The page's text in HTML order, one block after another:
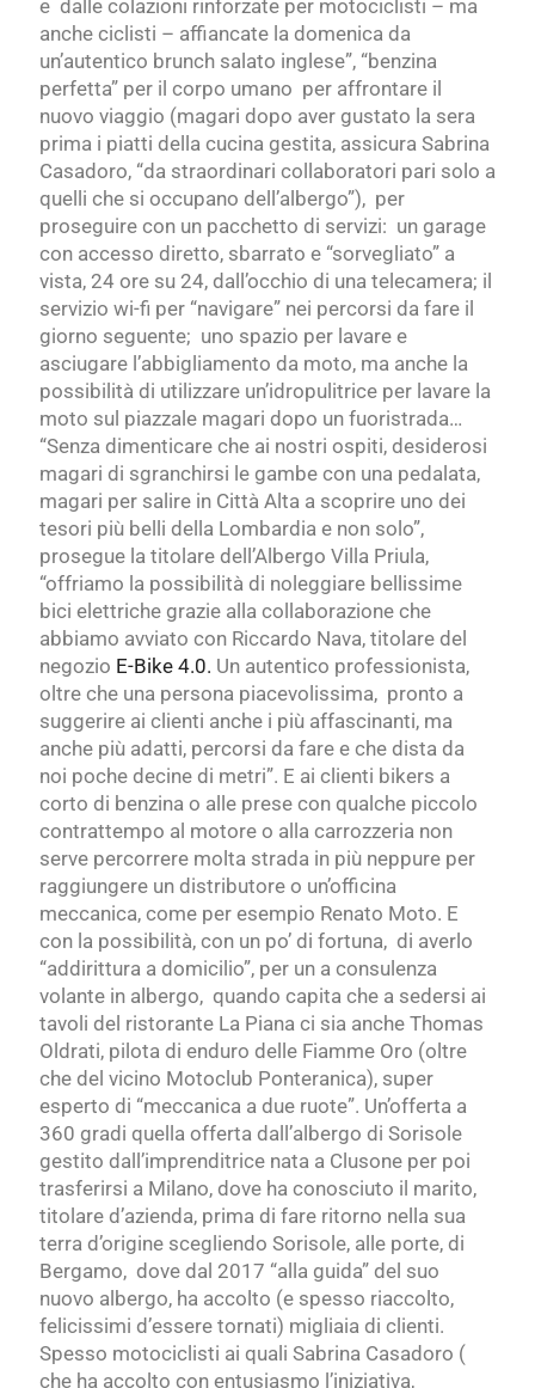
e dalle colazioni rinforzate per motociclisti – ma
anche ciclisti – affiancate la domenica da
un’autentico brunch salato inglese”, “benzina
perfetta” per il corpo umano per affrontare il
nuovo viaggio (magari dopo aver gustato la sera
prima i piatti della cucina gestita, assicura Sabrina
Casadoro, “da straordinari collaboratori pari solo a
quelli che si occupano dell’albergo”), per
proseguire con un pacchetto di servizi: un garage
con accesso diretto, sbarrato e “sorvegliato” a
vista, 24 ore su 24, dall’occhio di una telecamera; il
servizio wi-fi per “navigare” nei percorsi da fare il
giorno seguente; uno spazio per lavare e
asciugare l’abbigliamento da moto, ma anche la
possibilità di utilizzare un’idropulitrice per lavare la
moto sul piazzale magari dopo un fuoristrada…
“Senza dimenticare che ai nostri ospiti, desiderosi
magari di sgranchirsi le gambe con una pedalata,
magari per salire in Città Alta a scoprire uno dei
tesori più belli della Lombardia e non solo”,
prosegue la titolare dell’Albergo Villa Priula,
“offriamo la possibilità di noleggiare bellissime
bici elettriche grazie alla collaborazione che
abbiamo avviato con Riccardo Nava, titolare del
negozio E-Bike 4.0. Un autentico professionista,
oltre che una persona piacevolissima, pronto a
suggerire ai clienti anche i più affascinanti, ma
anche più adatti, percorsi da fare e che dista da
noi poche decine di metri”. E ai clienti bikers a
corto di benzina o alle prese con qualche piccolo
contrattempo al motore o alla carrozzeria non
serve percorrere molta strada in più neppure per
raggiungere un distributore o un’officina
meccanica, come per esempio Renato Moto. E
con la possibilità, con un po’ di fortuna, di averlo
“addirittura a domicilio”, per un a consulenza
volante in albergo, quando capita che a sedersi ai
tavoli del ristorante La Piana ci sia anche Thomas
Oldrati, pilota di enduro delle Fiamme Oro (oltre
che del vicino Motoclub Ponteranica), super
esperto di “meccanica a due ruote”. Un’offerta a
360 gradi quella offerta dall’albergo di Sorisole
gestito dall’imprenditrice nata a Clusone per poi
trasferirsi a Milano, dove ha conosciuto il marito,
titolare d’azienda, prima di fare ritorno nella sua
terra d’origine scegliendo Sorisole, alle porte, di
Bergamo, dove dal 2017 “alla guida” del suo
nuovo albergo, ha accolto (e spesso riaccolto,
felicissimi d’essere tornati) migliaia di clienti.
Spesso motociclisti ai quali Sabrina Casadoro (
che ha accolto con entusiasmo l’iniziativa,